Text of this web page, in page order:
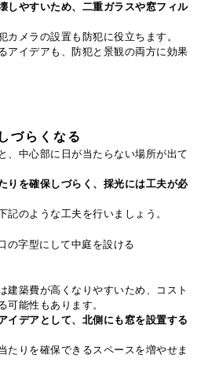
しやすいため、二重ガラスや窓フィル
カメラの設置も防犯に役立ちます。
アイデアも、防犯と景観の両方に効果
づらくなる
、中心部に日が当たらない場所が出て
りを確保しづらく、採光には工夫が必
記のような工夫を行いましょう。
の字型にして中庭を設ける
建築費が高くなりやすいため、コスト
可能性もあります。
イデアとして、北側にも窓を設置する
たりを確保できるスペースを増やせま